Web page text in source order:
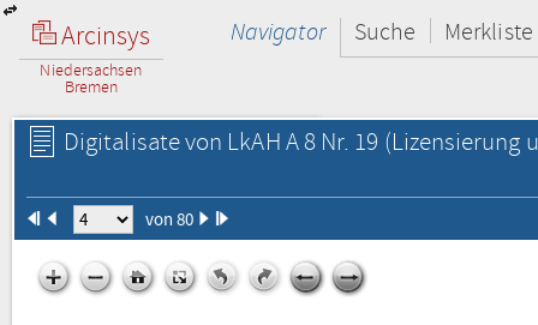
Arcinsys
Niedersachsen
Bremen
Navigator Suche Merkliste
Digitalisate von LkAH A 8 Nr. 19 (Lizensierung
von 80